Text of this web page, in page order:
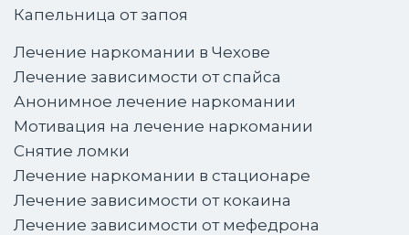
Капельница от запоя
Лечение наркомании в Чехове
Лечение зависимости от спайса
Анонимное лечение наркомании
Мотивация на лечение наркомании
Снятие ломки
Лечение наркомании в стационаре
Лечение зависимости от кокаина
Лечение зависимости от мефедрона